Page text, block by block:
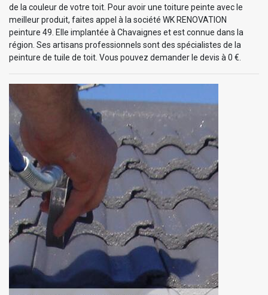
de la couleur de votre toit. Pour avoir une toiture peinte avec le
meilleur produit, faites appel à la société WK RENOVATION
peinture 49. Elle implantée à Chavaignes et est connue dans la
région. Ses artisans professionnels sont des spécialistes de la
peinture de tuile de toit. Vous pouvez demander le devis à 0 €.